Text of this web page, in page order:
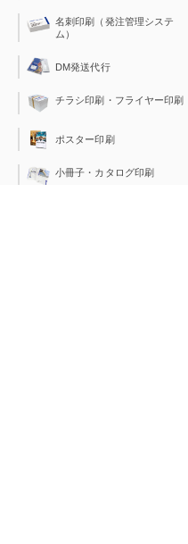
名刺印刷（発注管理システ
ム）
DM発送代行
チラシ印刷・フライヤー印刷
ポスター印刷
小冊子・カタログ印刷